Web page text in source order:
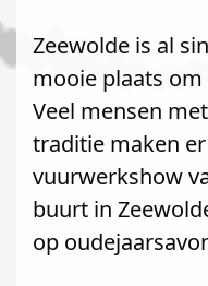
Zeewolde is al
mooie plaats
Veel mensen
traditie maken
vuurwerkshow
buurt in
op